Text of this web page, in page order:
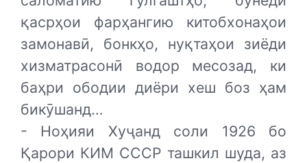
қасрҳои фарҳангию китобхонаҳои
замонавӣ, бонкҳо, нуқтаҳои зиёди
хизматрасонӣ водор месозад, ки
баҳри ободии диёри хеш боз ҳам
бикӯшанд…
- Ноҳияи Хуҷанд соли 1926 бо
Қарори КИМ СССР ташкил шуда, аз